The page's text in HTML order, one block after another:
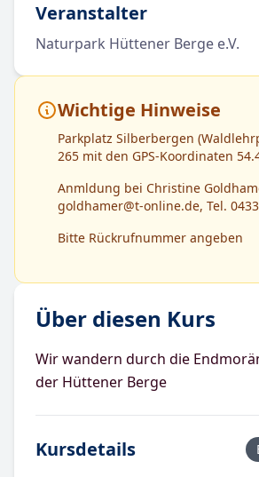
Über diesen Kurs
Wir wandern durch die
der Hüttener Berge
Kursdetails
Veranstalter
Naturpark Hüttener Berge e.V.
Wichtige Hinweise
Parkplatz Silberbergen
265 mit den GPS-Koordinaten
Anmldung bei Christine
goldhamer@t-online.de, Tel.
Bitte Rückrufnummer angeben